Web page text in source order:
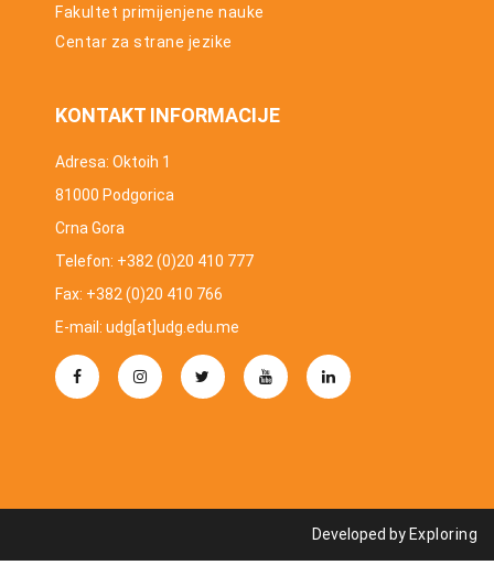
Fakultet primijenjene nauke
Centar za strane jezike
KONTAKT INFORMACIJE
Adresa: Oktoih 1
81000 Podgorica
Crna Gora
Telefon: +382 (0)20 410 777
Fax: +382 (0)20 410 766
E-mail: udg[at]udg.edu.me
Developed by Exploring